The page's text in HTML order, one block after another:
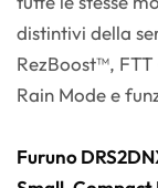
distintivi della
RezBoost™,
Rain Mode e
Furuno